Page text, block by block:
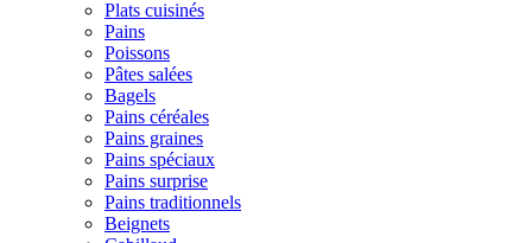
Plats cuisinés
Pains
Poissons
Pâtes salées
Bagels
Pains céréales
Pains graines
Pains spéciaux
Pains surprise
Pains traditionnels
Beignets